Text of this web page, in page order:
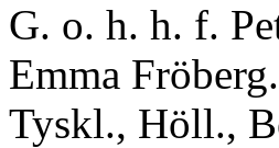
G. o. h. h. f.
Emma
Tyskl., Höll.,